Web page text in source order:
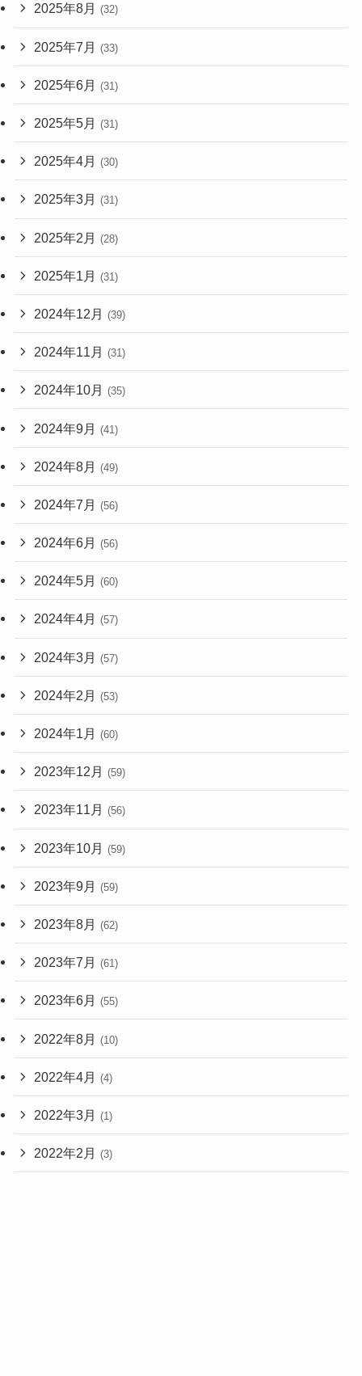
2025年8月 (32)
2025年7月 (33)
2025年6月 (31)
2025年5月 (31)
2025年4月 (30)
2025年3月 (31)
2025年2月 (28)
2025年1月 (31)
2024年12月 (39)
2024年11月 (31)
2024年10月 (35)
2024年9月 (41)
2024年8月 (49)
2024年7月 (56)
2024年6月 (56)
2024年5月 (60)
2024年4月 (57)
2024年3月 (57)
2024年2月 (53)
2024年1月 (60)
2023年12月 (59)
2023年11月 (56)
2023年10月 (59)
2023年9月 (59)
2023年8月 (62)
2023年7月 (61)
2023年6月 (55)
2022年8月 (10)
2022年4月 (4)
2022年3月 (1)
2022年2月 (3)